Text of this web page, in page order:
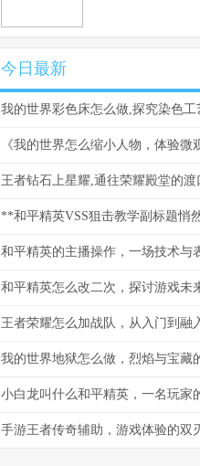
今日最新
我的世界彩色床怎么做,探究染色
王者钻石上星耀,通往荣耀殿堂的渡
和平精英怎么改二次，探讨游戏未
王者荣耀怎么加战队，从入门到融
小白龙叫什么和平精英，一名玩家
手游王者传奇辅助，游戏体验的双